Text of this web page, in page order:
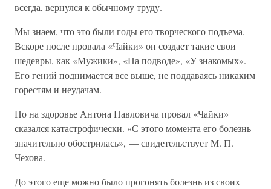
всегда, вернулся к обычному труду.
Мы знаем, что это были годы его творческого подъема.
Вскоре после провала «Чайки» он создает такие свои
шедевры, как «Мужики», «На подводе», «У знакомых».
Его гений поднимается все выше, не поддаваясь никаким
горестям и неудачам.
Но на здоровье Антона Павловича провал «Чайки»
сказался катастрофически. «С этого момента его болезнь
значительно обострилась», — свидетельствует М. П.
Чехова.
До этого еще можно было прогонять болезнь из своих